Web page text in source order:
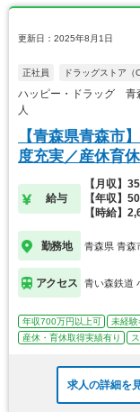
更新日：2025年8月1日
正社員 ドラッグストア（
ハッピー・ドラッグ 青
人
【青森県青森市
度充実／産休育
給与
【月収】
【年収】
【時給】
勤務地 青森県 青森
アクセス 青い森鉄道
年収700万円以上可 未経験
産休・育休取得実績有り
求人の詳細を